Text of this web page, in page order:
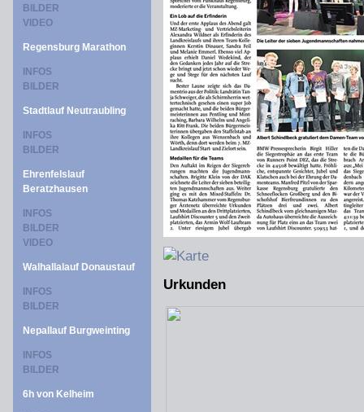
BILDER
VIDEO
Regensburg Marathon
INFOS
BILDER
Stadtlauf Neutraubling
INFOS
BILDER
Ehrenfelslauf
Beratzhausen
INFOS
BILDER
VIDEO
Walhallalauf Donaustauf
INFOS
BILDER
Nepallauf Burgweinting
INFOS
BILDER
6h von Kelheim
Urkunden